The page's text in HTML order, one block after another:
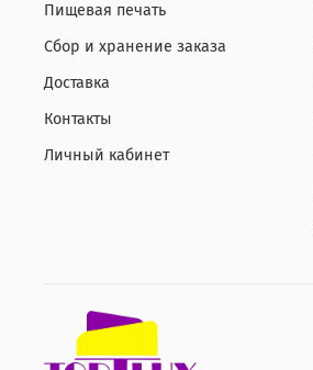
Пищевая печать
Сбор и хранение заказа
Доставка
Контакты
Личный кабинет